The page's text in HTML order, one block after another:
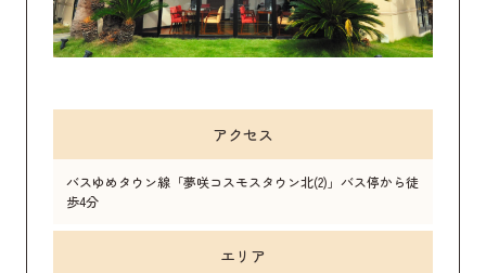
アクセス
バスゆめタウン線「夢咲コスモスタウン北(2)」バス停から徒
歩4分
エリア